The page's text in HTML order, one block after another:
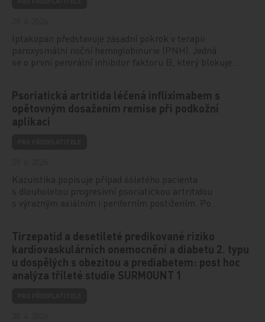
Iptakopan představuje zásadní pokrok v terapii
paroxysmální noční hemoglobinurie (PNH). Jedná
se o první perorální inhibitor faktoru B, který blokuje…
Psoriatická artritida léčená infliximabem s
opětovným dosažením remise při podkožní
aplikaci
Kazuistika popisuje případ 66letého pacienta
s dlouholetou progresivní psoriatickou artritidou
s výrazným axiálním i periferním postižením. Po…
Tirzepatid a desetileté predikované riziko
kardiovaskulárních onemocnění a diabetu 2. typu
u dospělých s obezitou a prediabetem: post hoc
analýza tříleté studie SURMOUNT 1